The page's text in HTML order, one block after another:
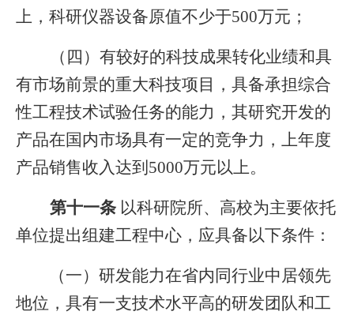
上，科研仪器设备原值不少于500万元；
（四）有较好的科技成果转化业绩和具
有市场前景的重大科技项目，具备承担综合
性工程技术试验任务的能力，其研究开发的
产品在国内市场具有一定的竞争力，上年度
产品销售收入达到5000万元以上。
第十一条 以科研院所、高校为主要依托
单位提出组建工程中心，应具备以下条件：
（一）研发能力在省内同行业中居领先
地位，具有一支技术水平高的研发团队和工